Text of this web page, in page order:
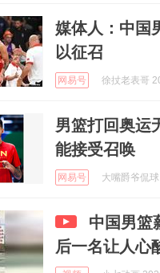
媒体人：中国
以征召
网易号 徐扙老表哥
男篮打回奥运
能接受召唤
网易号 大嘴爵爷侃
中国男篮
后一名让人心